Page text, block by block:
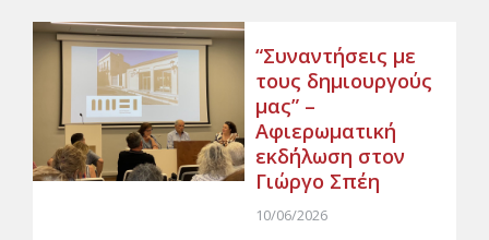
“Συναντήσεις με
τους δημιουργούς
μας” –
Αφιερωματική
εκδ΄ήλωση στον
Γιώργο Σπέη
10/06/2026